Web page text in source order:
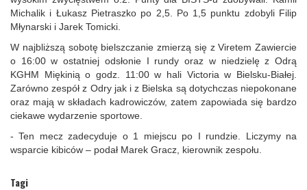
Michalik i Łukasz Pietraszko po 2,5. Po 1,5 punktu zdobyli Filip
Młynarski i Jarek Tomicki.
W najbliższą sobotę bielszczanie zmierzą się z Viretem Zawiercie
o 16:00 w ostatniej odsłonie I rundy oraz w niedzielę z Odrą
KGHM Miękinią o godz. 11:00 w hali Victoria w Bielsku-Białej.
Zarówno zespół z Odry jak i z Bielska są dotychczas niepokonane
oraz mają w składach kadrowiczów, zatem zapowiada się bardzo
ciekawe wydarzenie sportowe.
- Ten mecz zadecyduje o 1 miejscu po I rundzie. Liczymy na
wsparcie kibiców – podał Marek Gracz, kierownik zespołu.
Tagi